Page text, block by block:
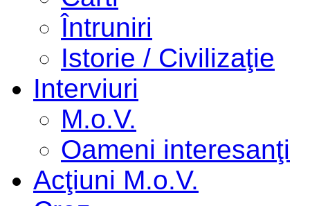
Întruniri
Istorie / Civilizaţie
Interviuri
M.o.V.
Oameni interesanţi
Acţiuni M.o.V.